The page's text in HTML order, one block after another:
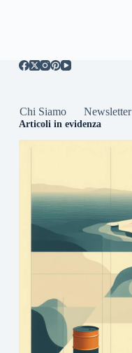
Chi Siamo Newsletter
Articoli in evidenza